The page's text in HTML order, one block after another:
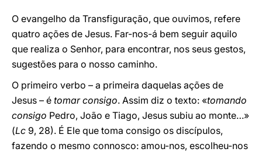
O evangelho da Transfiguração, que ouvimos, refere
quatro ações de Jesus. Far-nos-á bem seguir aquilo
que realiza o Senhor, para encontrar, nos seus gestos,
sugestões para o nosso caminho.
O primeiro verbo – a primeira daquelas ações de
Jesus – é tomar consigo. Assim diz o texto: «tomando
consigo Pedro, João e Tiago, Jesus subiu ao monte…»
(Lc 9, 28). É Ele que toma consigo os discípulos,
fazendo o mesmo connosco: amou-nos, escolheu-nos